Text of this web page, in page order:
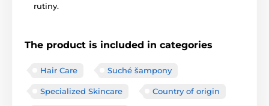
rutiny.
The product is included in categories
Hair Care Suché šampony
Specialized Skincare Country of origin